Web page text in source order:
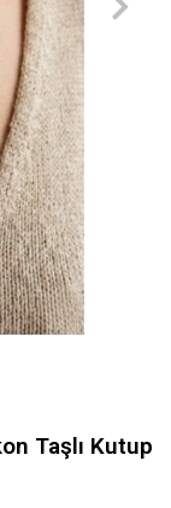
Taşlı Kutup